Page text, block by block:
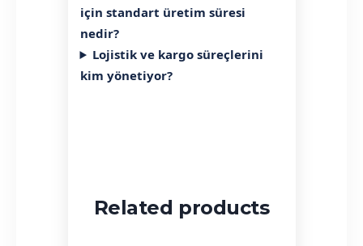
için standart üretim süresi
nedir?
Lojistik ve kargo süreçlerini
kim yönetiyor?
Related products